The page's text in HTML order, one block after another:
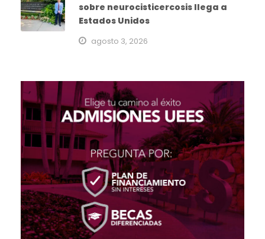
sobre neurocisticercosis llega a
Estados Unidos
agosto 3, 2026